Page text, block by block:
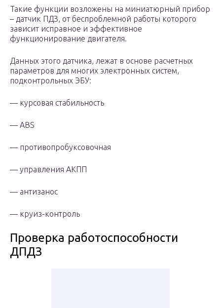
Такие функции возложены на миниатюрный прибор
– датчик ПДЗ, от беспроблемной работы которого
зависит исправное и эффективное
функционирование двигателя.
Данных этого датчика, лежат в основе расчетных
параметров для многих электронных систем,
подконтрольных ЭБУ:
— курсовая стабильность
— АВS
— противопробуксовочная
— управления АКПП
— антизанос
— круиз-контроль
Проверка работоспособности
ДПДЗ